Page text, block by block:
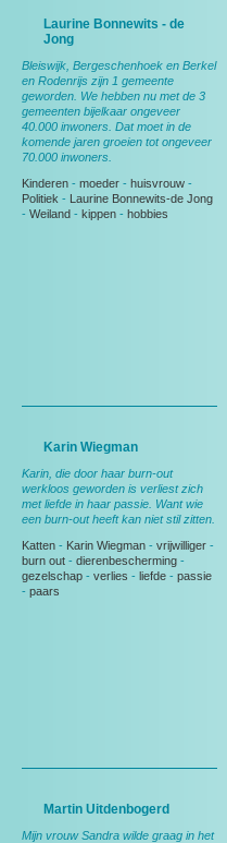
Laurine Bonnewits - de
Jong
Bleiswijk, Bergeschenhoek en Berkel
en Rodenrijs zijn 1 gemeente
geworden. We hebben nu met de 3
gemeenten bijelkaar ongeveer
40.000 inwoners. Dat moet in de
komende jaren groeien tot ongeveer
70.000 inwoners.
Kinderen - moeder - huisvrouw -
Politiek - Laurine Bonnewits-de Jong
- Weiland - kippen - hobbies
Karin Wiegman
Karin, die door haar burn-out
werkloos geworden is verliest zich
met liefde in haar passie. Want wie
een burn-out heeft kan niet stil zitten.
Katten - Karin Wiegman - vrijwilliger -
burn out - dierenbescherming -
gezelschap - verlies - liefde - passie
- paars
Martin Uitdenbogerd
Mijn vrouw Sandra wilde graag in het